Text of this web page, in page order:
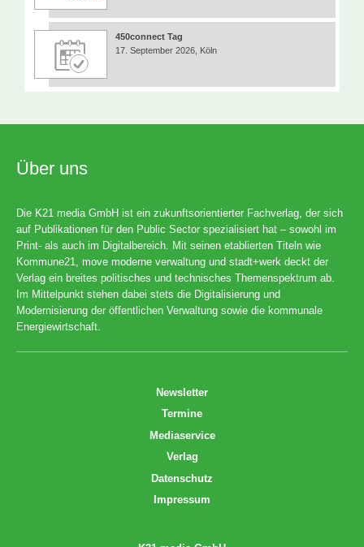
450connect Tag
17. September 2026, Köln
Über uns
Die K21 media GmbH ist ein zukunftsorientierter Fachverlag, der sich
auf Publikationen für den Public Sector spezialisiert hat – sowohl im
Print- als auch im Digitalbereich. Mit seinen etablierten Titeln wie
Kommune21, move moderne verwaltung und stadt+werk deckt der
Verlag ein breites politisches und technisches Themenspektrum ab.
Im Mittelpunkt stehen dabei stets die Digitalisierung und
Modernisierung der öffentlichen Verwaltung sowie die kommunale
Energiewirtschaft.
Newsletter
Termine
Mediaservice
Verlag
Datenschutz
Impressum